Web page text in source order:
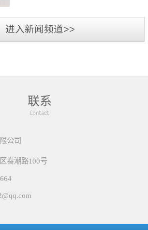
进入新闻频道>>
联系
公司
春潮路100号